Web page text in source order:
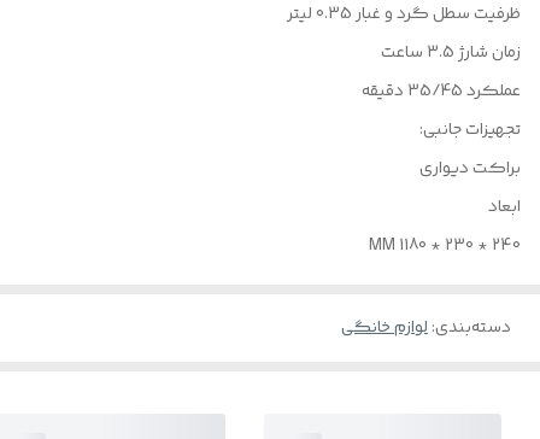
ظرفیت سطل گرد و غبار 0.35 لیتر
زمان شارژ 3.5 ساعت
عملکرد 35/45 دقیقه
تجهیزات جانبی:
براکت دیواری
ابعاد
240 * 230 * 1180 MM
دسته‌بندی:لوازم خانگی